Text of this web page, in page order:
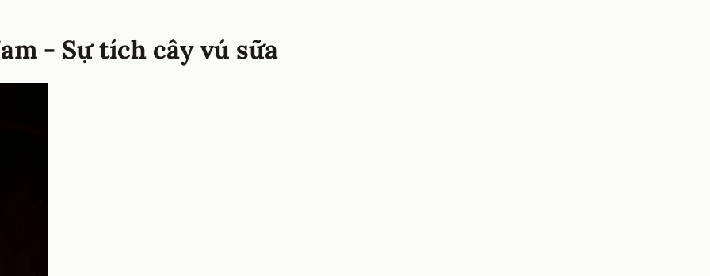
- Sự tích cây vú sữa